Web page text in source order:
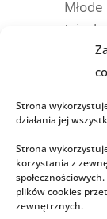
Strona
działania jej
Strona
korzystania z
plików cookies
zewnętrznych.
ale
świat i